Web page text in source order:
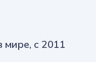
мире, с 2011